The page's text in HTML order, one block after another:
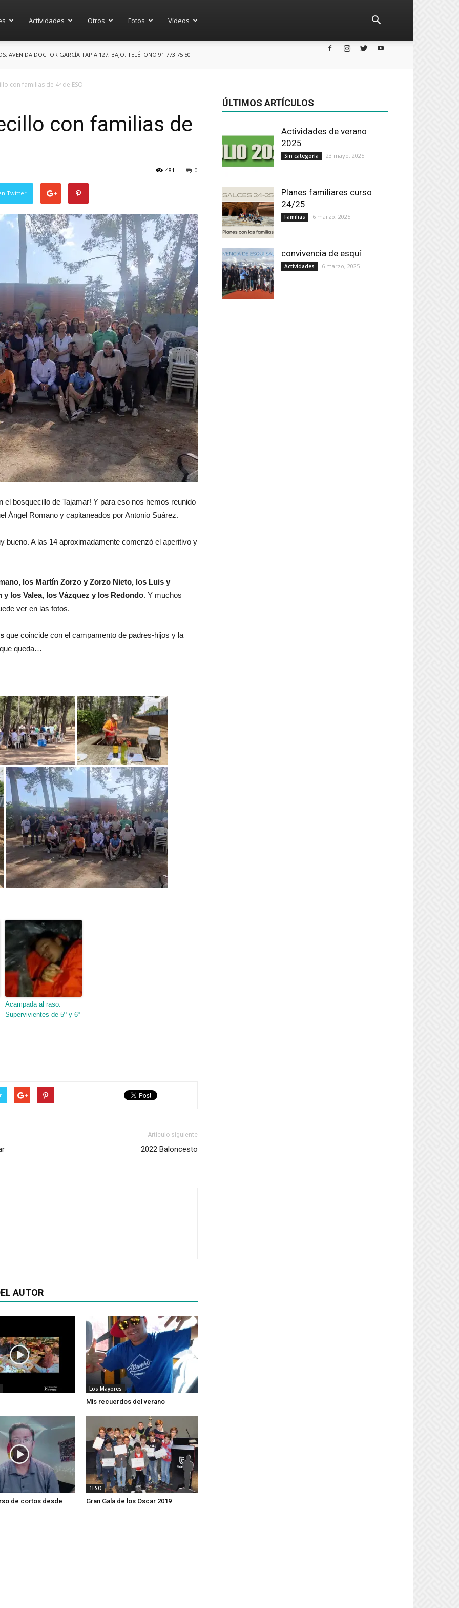
Actividades Otros Fotos Vídeos
AVENIDA DOCTOR GARCÍA TAPIA 127, BAJO. TELÉFONO 91 773 75 50
con familias de 4º de ESO
con familias de
0
481
Twitter
el bosquecillo de Tajamar! Y para eso nos hemos reunido
Ángel Romano y capitaneados por Antonio Suárez.
bueno. A las 14 aproximadamente comenzó el aperitivo y
los Martín Zorzo y Zorzo Nieto, los Luis y
los Valea, los Vázquez y los Redondo. Y muchos
ver en las fotos.
que coincide con el campamento de padres-hijos y la
queda…
Acampada al raso.
Supervivientes de 5º y 6º
Artículo siguiente
2022 Baloncesto
AUTOR
Los Mayores
Mis recuerdos del verano
de cortos desde
1ESO
Gran Gala de los Oscar 2019
ÚLTIMOS ARTÍCULOS
Actividades de verano
2025
Sin categoría 23 mayo, 2025
Planes familiares curso
24/25
Familias 6 marzo, 2025
convivencia de esquí
Actividades 6 marzo, 2025